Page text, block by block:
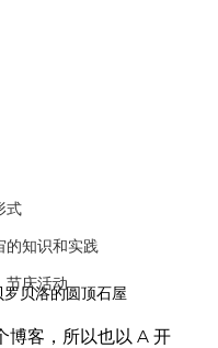
式
的知识和实践
节庆活动
罗贝洛的圆顶石屋
博客，所以也以 A 开